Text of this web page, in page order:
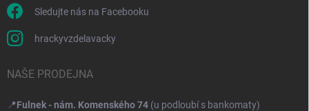
Sledujte nás na Facebooku
hrackyvzdelavacky
NAŠE PRODEJNA
📍Fulnek - nám. Komenského 74 (u podloubí s bankomaty)